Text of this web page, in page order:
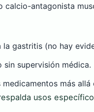
calcio-antagonista
la gastritis (no hay
supervisión médica.
más allá
usos